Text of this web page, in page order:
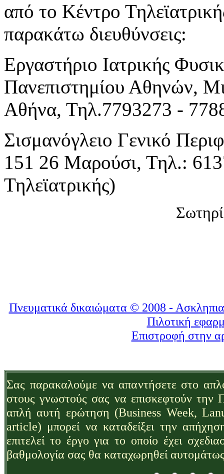
από το Κέντρο
παρακάτω διευθύνσεις:
Εργαστήριο Ιατρικής
Πανεπιστημίου Αθηνών,
Αθήνα, Τηλ.7793273 -
Σισμανόγλειο Γενικό
151 26 Μαρούσι, Τηλ.:
Τηλεϊατρικής)
Πνευματικά δικαιώματα © 2008 -
Πιλοτική
Επιστροφή στην
Σας παρακαλούμε να απαντήσετε στο
στους γνωστούς σας να επισκεφτούν την
απλή αυτή ερώτηση (Business Week,
article) μπορεί να καταδείξει την
επιτελεί το έργο για το οποίο έχει
βαθμολογία σας θα καταχωρηθεί